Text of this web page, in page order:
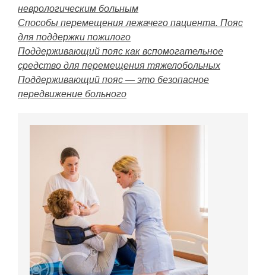
неврологическим больным
Способы перемещения лежачего пациента. Пояс
для поддержки пожилого
Поддерживающий пояс как вспомогательное
средство для перемещения тяжелобольных
Поддерживающий пояс — это безопасное
передвижение больного